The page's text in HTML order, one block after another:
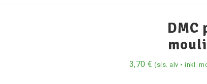
DMC
3,70€ (sis. alv • inkl.